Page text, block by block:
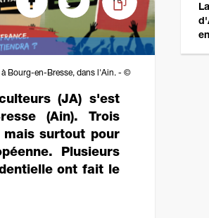
à Bourg-en-Bresse, dans l'Ain. - ©
(JA) s'est
(Ain). Trois
surtout pour
Plusieurs
ont fait le